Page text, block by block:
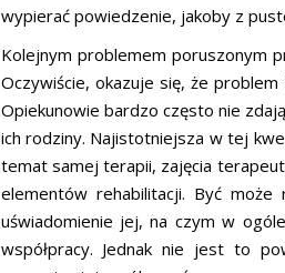
wypierać powiedzenie, jakoby z
Kolejnym problemem poruszonym
Oczywiście, okazuje się, że
Opiekunowie bardzo często nie
ich rodziny. Najistotniejsza w tej
temat samej terapii, zajęcia
elementów rehabilitacji. Być
uświadomienie jej, na czym w
współpracy. Jednak nie jest to